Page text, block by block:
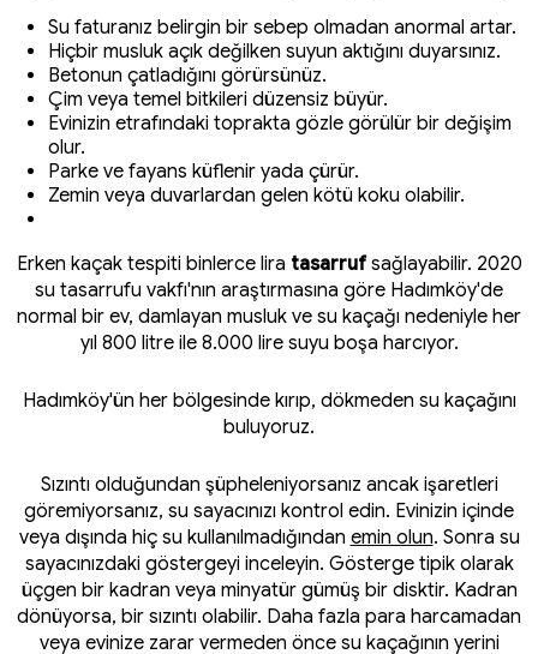
Su faturanız belirgin bir sebep olmadan anormal artar.
Hiçbir musluk açık değilken suyun aktığını duyarsınız.
Betonun çatladığını görürsünüz.
Çim veya temel bitkileri düzensiz büyür.
Evinizin etrafındaki toprakta gözle görülür bir değişim
olur.
Parke ve fayans küflenir yada çürür.
Zemin veya duvarlardan gelen kötü koku olabilir.
Erken kaçak tespiti binlerce lira tasarrufsağlayabilir. 2020
su tasarrufu vakfı'nın araştırmasına göre Hadımköy'de
normal bir ev, damlayan musluk ve su kaçağı nedeniyle her
yıl 800 litre ile 8.000 lire suyu boşa harcıyor.
Hadımköy'ün her bölgesinde kırıp, dökmeden su kaçağını
buluyoruz.
Sızıntı olduğundan şüpheleniyorsanız ancak işaretleri
göremiyorsanız, su sayacınızı kontrol edin. Evinizin içinde
veya dışında hiç su kullanılmadığından emin olun. Sonra su
sayacınızdaki göstergeyi inceleyin. Gösterge tipik olarak
üçgen bir kadran veya minyatür gümüş bir disktir. Kadran
dönüyorsa, bir sızıntı olabilir. Daha fazla para harcamadan
veya evinize zarar vermeden önce su kaçağının yerini